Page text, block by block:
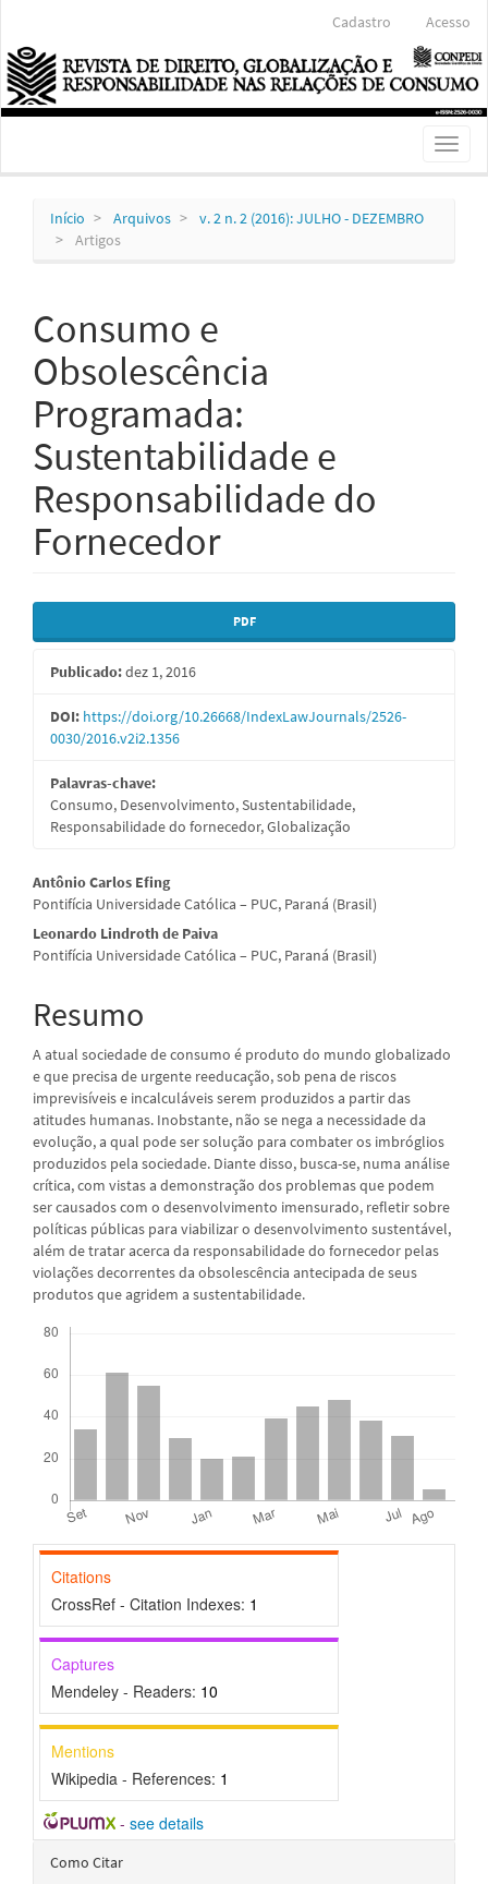
Conteúdo
principal
Barra
Lateral
Cadastro Acesso
Toggle
Início Arquivos
v. 2 n. 2 (2016): JULHO - DEZEMBRO
Artigos
Consumo e
Obsolescência
Programada:
Sustentabilidade e
Responsabilidade do
Fornecedor
Barra
lateral
de
artigos
PDF
Publicado:dez 1, 2016
DOI: https://doi.org/10.26668/IndexLawJournals/2526-
0030/2016.v2i2.1356
Palavras-chave:
Consumo, Desenvolvimento, Sustentabilidade,
Responsabilidade do fornecedor, Globalização
Conteúdo
do
artigo
principal
Antônio Carlos Efing
Pontifícia Universidade Católica – PUC, Paraná (Brasil)
Leonardo Lindroth de Paiva
Pontifícia Universidade Católica – PUC, Paraná (Brasil)
Resumo
A atual sociedade de consumo é produto do mundo globalizado
e que precisa de urgente reeducação, sob pena de riscos
imprevisíveis e incalculáveis serem produzidos a partir das
atitudes humanas. Inobstante, não se nega a necessidade da
evolução, a qual pode ser solução para combater os imbróglios
produzidos pela sociedade. Diante disso, busca-se, numa análise
crítica, com vistas a demonstração dos problemas que podem
ser causados com o desenvolvimento imensurado, refletir sobre
políticas públicas para viabilizar o desenvolvimento sustentável,
além de tratar acerca da responsabilidade do fornecedor pelas
violações decorrentes da obsolescência antecipada de seus
produtos que agridem a sustentabilidade.
Citations
CrossRef - Citation Indexes: 1
Captures
Mendeley - Readers: 10
Mentions
Wikipedia - References: 1
- see details
Detalhes
Como Citar